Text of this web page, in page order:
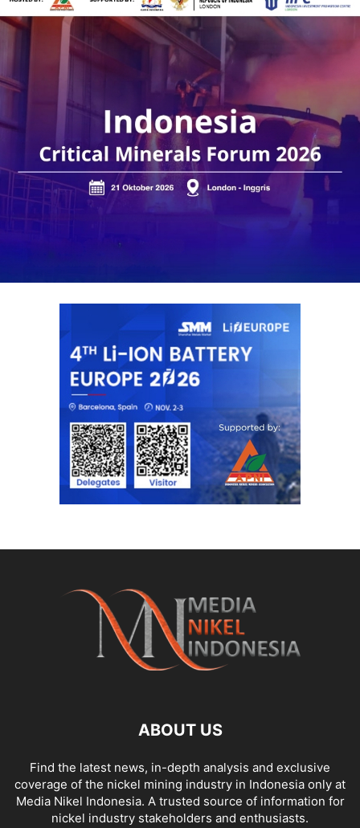
ABOUT US
Find the latest news, in-depth analysis and exclusive
coverage of the nickel mining industry in Indonesia only at
Media Nikel Indonesia. A trusted source of information for
nickel industry stakeholders and enthusiasts.